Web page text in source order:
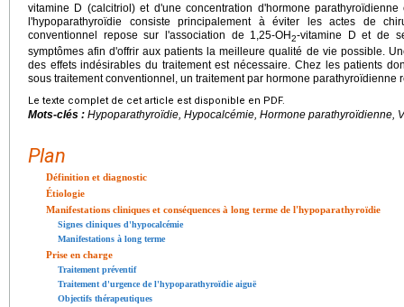
vitamine D (calcitriol) et d'une concentration d'hormone
l'hypoparathyroïdie consiste principalement à éviter les actes de
conventionnel repose sur l'association de 1,25-OH2-vitamine D et de
symptômes afin d'offrir aux patients la meilleure qualité de vie possible.
des effets indésirables du traitement est nécessaire. Chez les patients
sous traitement conventionnel, un traitement par hormone parathyroïdienne
Le texte complet de cet article est disponible en PDF.
Mots-clés : Hypoparathyroïdie, Hypocalcémie, Hormone parathyroïdienne,
Plan
Définition et diagnostic
Étiologie
Manifestations cliniques et conséquences à long terme de l'hypoparathyroïdie
Signes cliniques d'hypocalcémie
Manifestations à long terme
Prise en charge
Traitement préventif
Traitement d'urgence de l'hypoparathyroïdie aiguë
Objectifs thérapeutiques